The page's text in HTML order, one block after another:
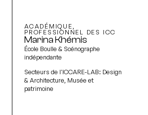
ACADÉMIQUE,
PROFESSIONNEL DES ICC
Marina Khémis
École Boulle & Scénographe
indépendante
Secteurs de l'ICCARE-LAB: Design
& Architecture, Musée et
patrimoine